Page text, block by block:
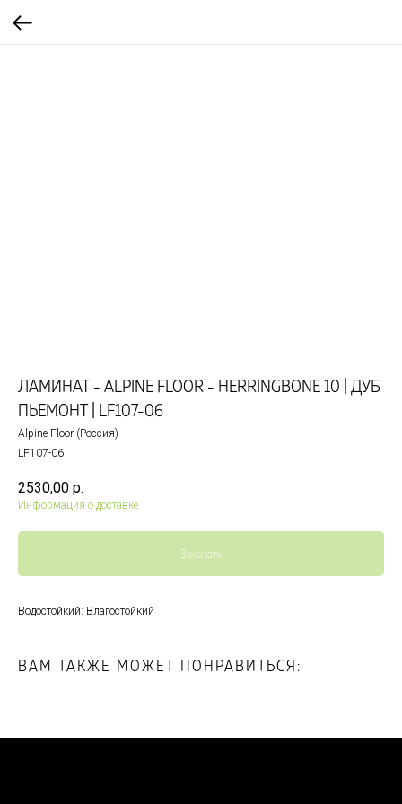
ЛАМИНАТ - ALPINE FLOOR - HERRINGBONE 10 | ДУБ
ПЬЕМОНТ | LF107-06
Alpine Floor (Россия)
LF107-06
2530,00 р.
Информация о доставке
Заказать
Водостойкий: Влагостойкий
ВАМ ТАКЖЕ МОЖЕТ ПОНРАВИТЬСЯ: